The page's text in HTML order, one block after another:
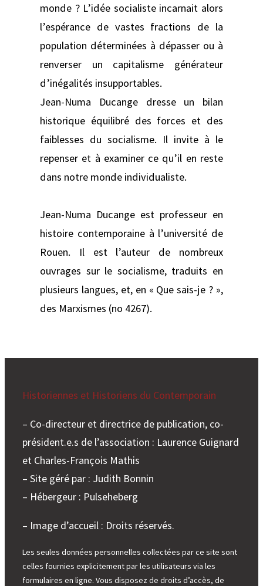
monde ? L’idée socialiste incarnait alors
l’espérance de vastes fractions de la
population déterminées à dépasser ou à
renverser un capitalisme générateur
d’inégalités insupportables.
Jean-Numa Ducange dresse un bilan
historique équilibré des forces et des
faiblesses du socialisme. Il invite à le
repenser et à examiner ce qu’il en reste
dans notre monde individualiste.
Jean-Numa Ducange est professeur en
histoire contemporaine à l’université de
Rouen. Il est l’auteur de nombreux
ouvrages sur le socialisme, traduits en
plusieurs langues, et, en « Que sais-je ? »,
des Marxismes (no 4267).
Historiennes et Historiens du Contemporain
– Co-directeur et directrice de publication, co-
président.e.s de l’association : Laurence Guignard
et Charles-François Mathis
– Site géré par : Judith Bonnin
– Hébergeur : Pulseheberg
– Image d’accueil : Droits réservés.
Les seules données personnelles collectées par ce site sont
celles fournies explicitement par les utilisateurs via les
formulaires en ligne. Vous disposez de droits d’accès, de